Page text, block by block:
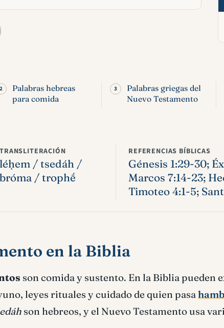
Palabras hebreas
para comida
Palabras griegas del
Nuevo Testamento
TRANSLITERACIÓN
léḥem / tsedáh /
bróma / trophḗ
REFERENCIAS BÍBLICAS
Génesis 1:29-30;
Marcos 7:14-23;
Timoteo 4:1-5;
en la Biblia
son comida y sustento. En la Biblia pueden
leyes rituales y cuidado de quien pasa
son hebreos, y el Nuevo Testamento usa